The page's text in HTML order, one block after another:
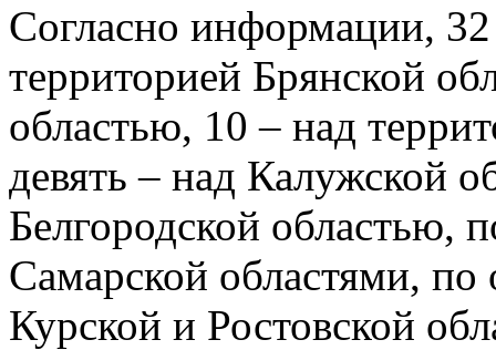
Согласно информации,
территорией Брянской
областью, 10 – над
девять – над Калужской
Белгородской областью,
Самарской областями,
Курской и Ростовской